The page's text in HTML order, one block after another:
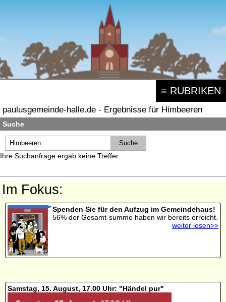
≡ RUBRIKEN
paulusgemeinde-halle.de - Ergebnisse für Himbeeren
Suche
Ihre Suchanfrage ergab keine Treffer.
Im Fokus:
Spenden Sie für den Aufzug im Gemeindehaus!
56% der Gesamt-summe haben wir bereits erreicht.
weiter lesen>>
Samstag, 15. August, 17.00 Uhr: "Händel pur"